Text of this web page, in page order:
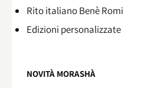
Rito italiano Benè Romi​
Edizioni personalizzate
NOVITÀ MORASHÀ